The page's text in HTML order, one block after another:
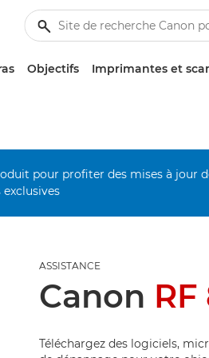
Objectifs Imprimantes et
pour profiter des mises à jour
ASSISTANCE
Canon RF
Téléchargez des logiciels,